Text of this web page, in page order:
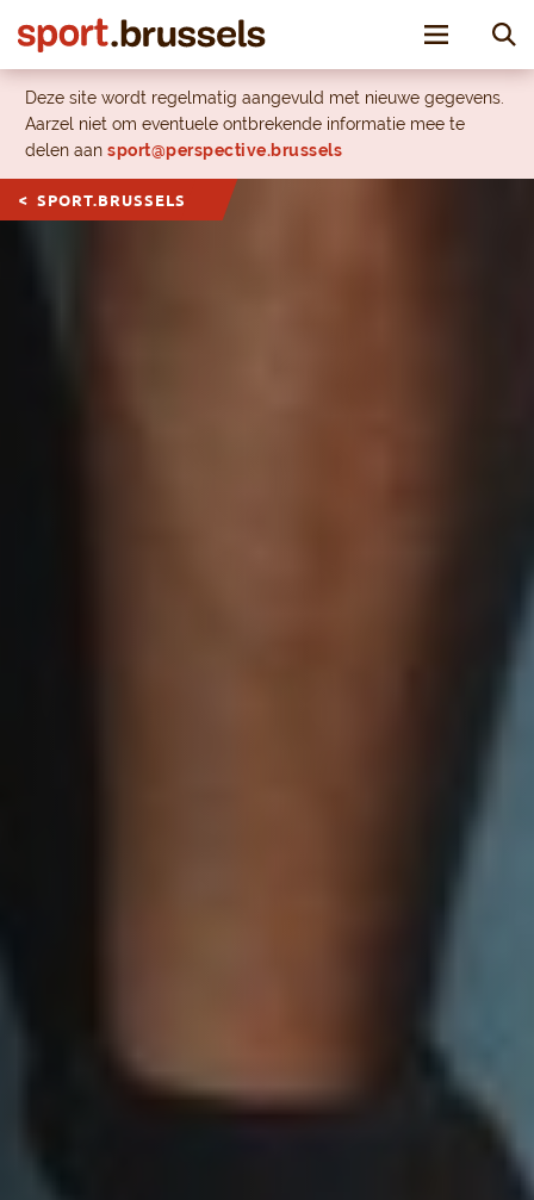
Toggle
Deze site wordt regelmatig aangevuld met nieuwe gegevens.
Aarzel niet om eventuele ontbrekende informatie mee te
delen aan sport@perspective.brussels
SPORT.BRUSSELS